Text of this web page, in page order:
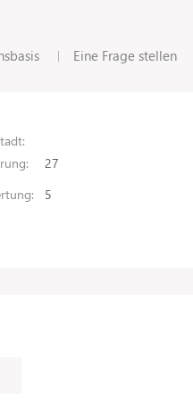
Eine Frage stellen
27
5